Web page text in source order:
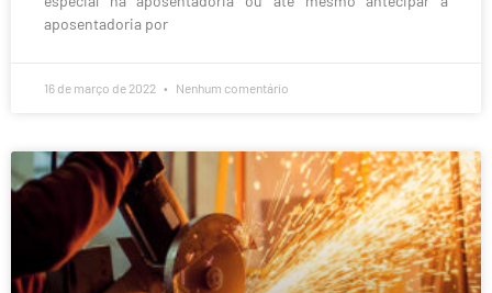
aposentadoria por
16 de março de 2022 Nenhum comentário